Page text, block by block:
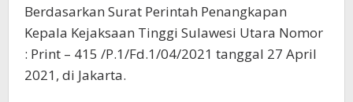
Berdasarkan Surat Perintah Penangkapan
Kepala Kejaksaan Tinggi Sulawesi Utara Nomor
: Print – 415 /P.1/Fd.1/04/2021 tanggal 27 April
2021, di Jakarta.